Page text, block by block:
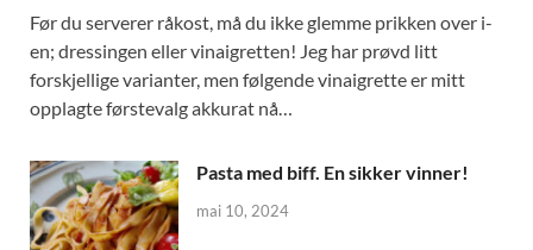
Før du serverer råkost, må du ikke glemme prikken over i-
en; dressingen eller vinaigretten! Jeg har prøvd litt
forskjellige varianter, men følgende vinaigrette er mitt
opplagte førstevalg akkurat nå…
Pasta med biff. En sikker vinner!
mai 10, 2024